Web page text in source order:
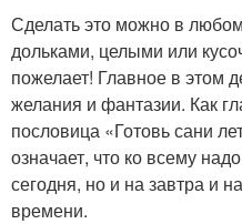
Сделать это можно в
дольками, целыми или
пожелает! Главное в этом
желания и фантазии. Как
пословица «Готовь сани
означает, что ко всему
сегодня, но и на завтра и
времени.